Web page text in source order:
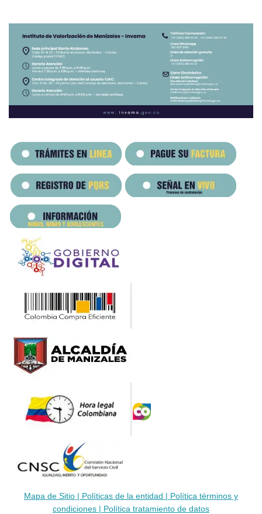
Mapa de Sitio | Políticas de la entidad | Política términos y
condiciones | Política tratamiento de datos